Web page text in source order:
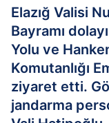
Elazığ Valisi
Bayramı
Yolu ve
Komutanlığı
ziyaret etti.
jandarma